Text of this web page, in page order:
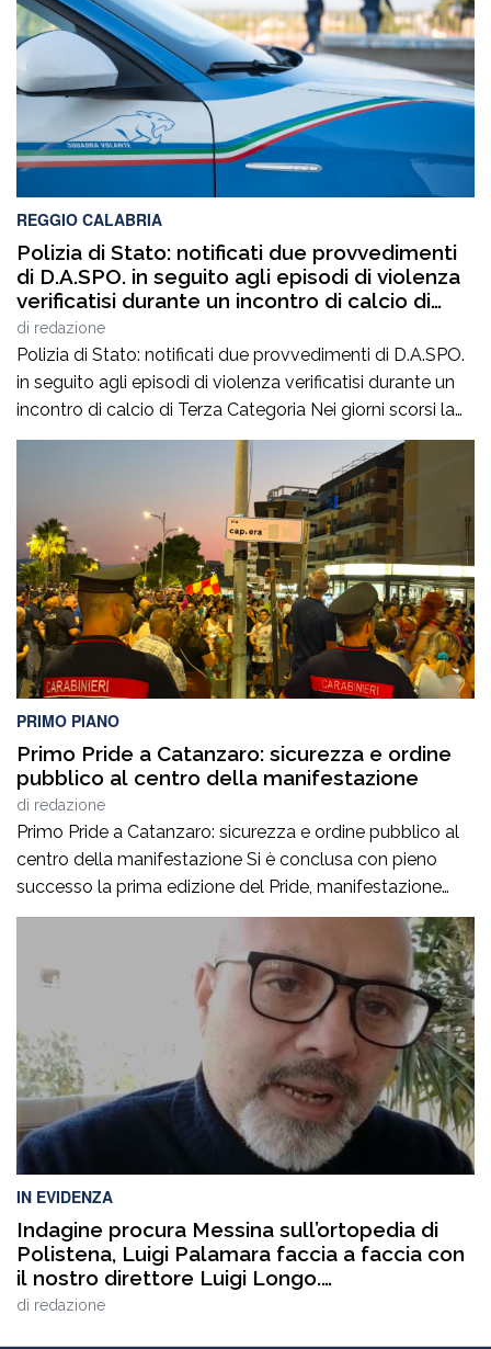
REGGIO CALABRIA
Polizia di Stato: notificati due provvedimenti
di D.A.SPO. in seguito agli episodi di violenza
verificatisi durante un incontro di calcio di
Terza Categoria
di redazione
Polizia di Stato: notificati due provvedimenti di D.A.SPO.
in seguito agli episodi di violenza verificatisi durante un
incontro di calcio di Terza Categoria Nei giorni scorsi la
Polizia di Stato ha notificato due provvedimenti di
Divieto di Accesso alle Manifestazioni Sportive
(D.A.SPO.), emessi dalla Questura di Reggio Calabria alla
fine del mese di luglio, nei […]
PRIMO PIANO
Primo Pride a Catanzaro: sicurezza e ordine
pubblico al centro della manifestazione
di redazione
Primo Pride a Catanzaro: sicurezza e ordine pubblico al
centro della manifestazione Si è conclusa con pieno
successo la prima edizione del Pride, manifestazione
accompagnata da un ricco programma di eventi
collaterali, tra cui AperiPride, presentazioni di libri, incontri
culturali, dibattiti, talk e momenti di confronto ospitati a
Catanzaro, con interventi e riflessioni dedicati ai […]
IN EVIDENZA
Indagine procura Messina sull’ortopedia di
Polistena, Luigi Palamara faccia a faccia con
il nostro direttore Luigi Longo.
VIDEOINTERVISTA
di redazione